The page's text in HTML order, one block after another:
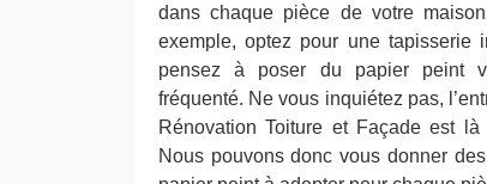
dans chaque pièce de votre
exemple, optez pour une tapisserie
pensez à poser du papier peint
fréquenté. Ne vous inquiétez pas,
Rénovation Toiture et Façade est
Nous pouvons donc vous donner